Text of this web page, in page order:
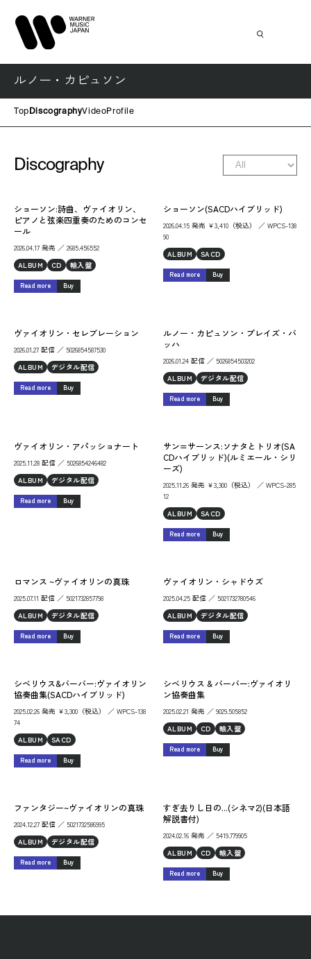
ルノー・カピュソン
Top DiscographyVideoProfile
Discography
ショーソン:詩曲、ヴァイオリン、
ピアノと弦楽四重奏のためのコンセ
ール
2026.04.17 発売 ／ 2685.456552
ALBUM
CD 輸入盤
Read more Buy
ショーソン(SACDハイブリッド)
2026.04.15 発売 ￥3,410（税込） ／ WPCS-138
90
ALBUM
SACD
Read more Buy
ヴァイオリン・セレブレーション
2026.01.27 配信 ／ 5026854587530
ALBUM
デジタル配信
Read more Buy
ルノー・カピュソン・プレイズ・バ
ッハ
2026.01.24 配信 ／ 5026854503202
ALBUM
デジタル配信
Read more Buy
ヴァイオリン・アパッショナート
2025.11.28 配信 ／ 5026854246482
ALBUM
デジタル配信
Read more Buy
サン=サーンス:ソナタとトリオ(SA
CDハイブリッド)(ルミエール・シリ
ーズ)
2025.11.26 発売 ￥3,300（税込） ／ WPCS-285
12
ALBUM
SACD
Read more Buy
ロマンス ~ヴァイオリンの真珠
2025.07.11 配信 ／ 5021732857798
ALBUM
デジタル配信
Read more Buy
ヴァイオリン・シャドウズ
2025.04.25 配信 ／ 5021732780546
ALBUM
デジタル配信
Read more Buy
シベリウス&バーバー:ヴァイオリン
協奏曲集(SACDハイブリッド)
2025.02.26 発売 ￥3,300（税込） ／ WPCS-138
74
ALBUM
SACD
Read more Buy
シベリウス & バーバー:ヴァイオリ
ン協奏曲集
2025.02.21 発売 ／ 9029.505852
ALBUM
CD 輸入盤
Read more Buy
ファンタジー~ヴァイオリンの真珠
2024.12.27 配信 ／ 5021732586995
ALBUM
デジタル配信
Read more Buy
すぎ去りし日の...(シネマ2)(日本語
解説書付)
2024.02.16 発売 ／ 5419.779905
ALBUM
CD 輸入盤
Read more Buy